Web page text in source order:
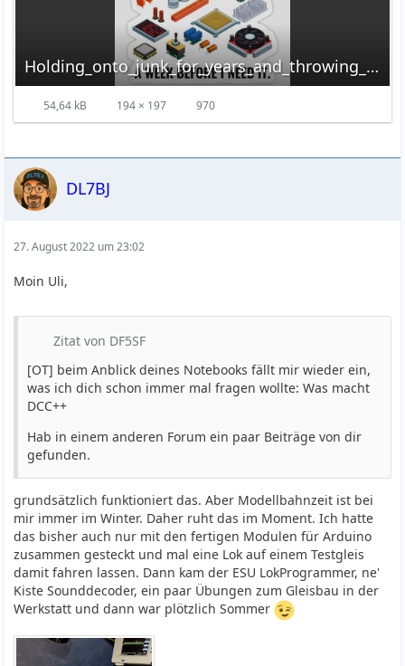
Holding_onto_junk_for_years_and_throwing_it_away_a_week_before_I_need_it.png
54,64 kB 194 × 197 970
DL7BJ
27. August 2022 um 23:02
Moin Uli,
Zitat von DF5SF
[OT] beim Anblick deines Notebooks fällt mir wieder ein,
was ich dich schon immer mal fragen wollte: Was macht
DCC++
Hab in einem anderen Forum ein paar Beiträge von dir
gefunden.
grundsätzlich funktioniert das. Aber Modellbahnzeit ist bei
mir immer im Winter. Daher ruht das im Moment. Ich hatte
das bisher auch nur mit den fertigen Modulen für Arduino
zusammen gesteckt und mal eine Lok auf einem Testgleis
damit fahren lassen. Dann kam der ESU LokProgrammer, ne'
Kiste Sounddecoder, ein paar Übungen zum Gleisbau in der
Werkstatt und dann war plötzlich Sommer